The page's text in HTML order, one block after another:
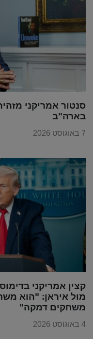
סנטור אמריקני
בארה"ב
7 באוגוסט 2026
קצין אמריקני
מול איראן: "הוא
משחקים דמקה"
4 באוגוסט 2026